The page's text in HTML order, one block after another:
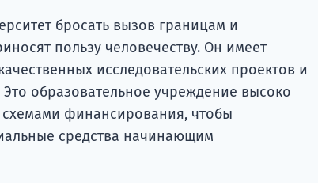
бросать вызов границам и
пользу человечеству. Он имеет
исследовательских проектов и
образовательное учреждение высоко
финансирования, чтобы
средства начинающим